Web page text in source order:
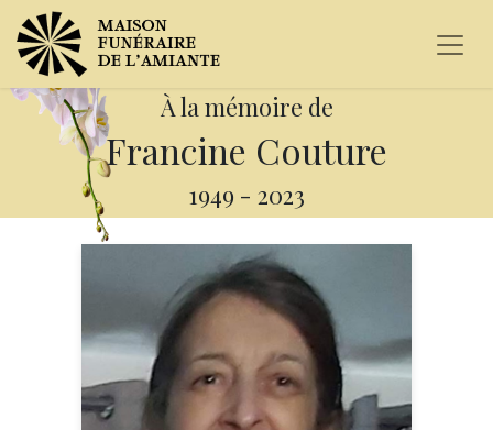
À la mémoire de
Francine Couture
1949 - 2023